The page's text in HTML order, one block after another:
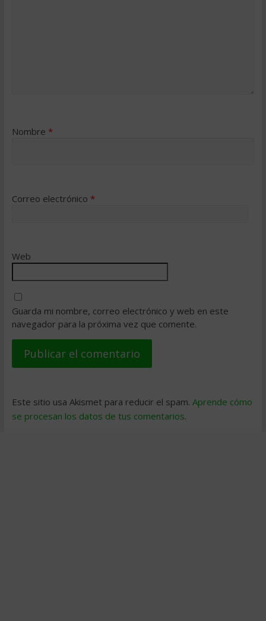
Nombre *
Correo electrónico *
Web
Guarda mi nombre, correo electrónico y web en este
navegador para la próxima vez que comente.
Este sitio usa Akismet para reducir el spam. Aprende cómo
se procesan los datos de tus comentarios.